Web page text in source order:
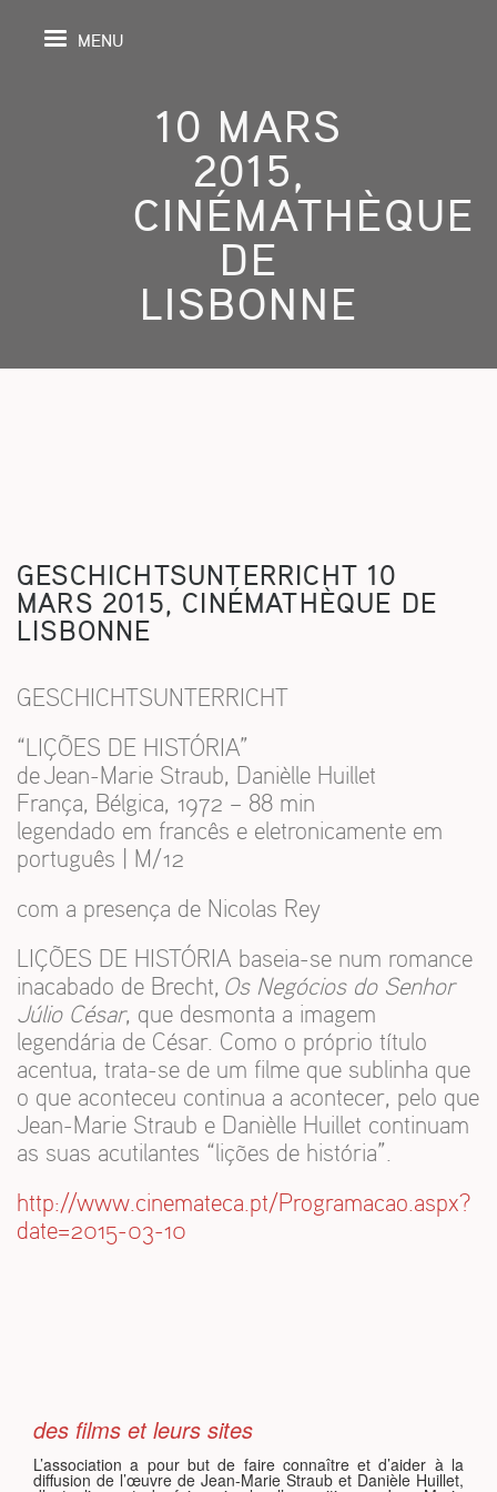
MENU
10 MARS
2015,
CINÉMATHÈQUE
DE
LISBONNE
GESCHICHTSUNTERRICHT 10
MARS 2015, CINÉMATHÈQUE DE
LISBONNE
GESCHICHTSUNTERRICHT
“LIÇÕES DE HISTÓRIA”
de Jean-Marie Straub, Danièlle Huillet
França, Bélgica, 1972 – 88 min
legendado em francês e eletronicamente em
português | M/12
com a presença de Nicolas Rey
LIÇÕES DE HISTÓRIA baseia-se num romance
inacabado de Brecht, Os Negócios do Senhor
Júlio César, que desmonta a imagem
legendária de César. Como o próprio título
acentua, trata-se de um filme que sublinha que
o que aconteceu continua a acontecer, pelo que
Jean-Marie Straub e Danièlle Huillet continuam
as suas acutilantes “lições de história”.
http://www.cinemateca.pt/Programacao.aspx?
date=2015-03-10
des films et leurs sites
L’association a pour but de faire connaître et d’aider à la
diffusion de l’œuvre de Jean-Marie Straub et Danièle Huillet,